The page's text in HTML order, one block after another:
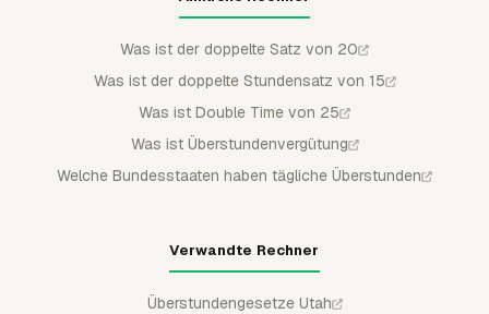
Was ist der doppelte Satz von 20
Was ist der doppelte Stundensatz von 15
Was ist Double Time von 25
Was ist Überstundenvergütung
Welche Bundesstaaten haben tägliche Überstunden
Verwandte Rechner
Überstundengesetze Utah